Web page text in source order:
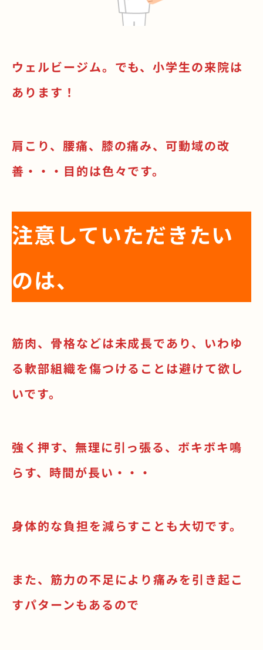
ウェルビージム。でも、小学生の来院は
あります！
肩こり、腰痛、膝の痛み、可動域の改
善・・・目的は色々です。
注意していただきたい
のは、
筋肉、骨格などは未成長であり、いわゆ
る軟部組織を傷つけることは避けて欲し
いです。
強く押す、無理に引っ張る、ボキボキ鳴
らす、時間が長い・・・
身体的な負担を減らすことも大切です。
また、筋力の不足により痛みを引き起こ
すパターンもあるので